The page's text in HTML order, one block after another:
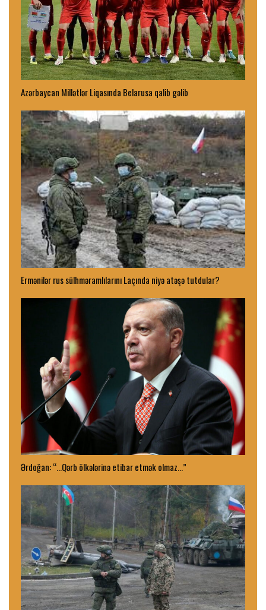
Azərbaycan Millətlər Liqasında Belarusa qalib gəlib
Ermənilər rus sülhməramlılarını Laçında niyə atəşə tutdular?
Ərdoğan: “…Qərb ölkələrinə etibar etmək olmaz…”